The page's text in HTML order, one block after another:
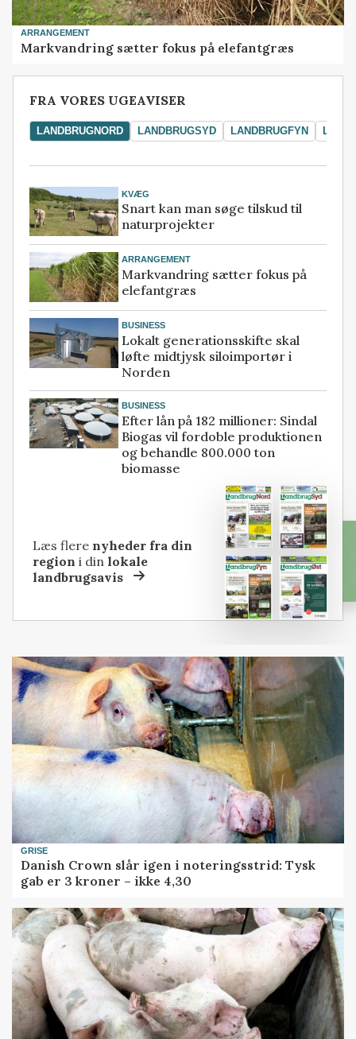
ARRANGEMENT
Markvandring sætter fokus på elefantgræs
FRA VORES UGEAVISER
LANDBRUGNORD LANDBRUGSYD LANDBRUGFYN
KVÆG
Snart kan man søge tilskud til
naturprojekter
ARRANGEMENT
Markvandring sætter fokus på
elefantgræs
BUSINESS
Lokalt generationsskifte skal
løfte midtjysk siloimportør i
Norden
BUSINESS
Efter lån på 182 millioner: Sindal
Biogas vil fordoble produktionen
og behandle 800.000 ton
biomasse
Læs flere nyheder fra din
region i dinlokale
landbrugsavis
GRISE
Danish Crown slår igen i noteringsstrid: Tysk
gab er 3 kroner – ikke 4,30